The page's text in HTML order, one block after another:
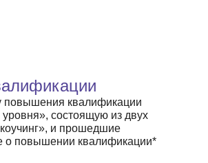
ции
квалификации
состоящую из двух
и прошедшие
о повышении квалификации*